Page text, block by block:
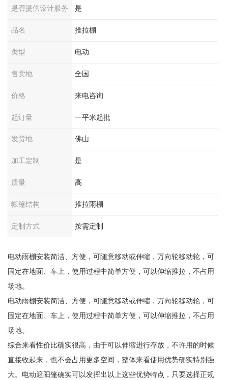
是否提供设计服务 是
品名 推拉棚
类型 电动
售卖地 全国
价格 来电咨询
起订量 一平米起批
发货地 佛山
加工定制 是
质量 高
帐篷结构 推拉雨棚
定制方式 按需定制
电动雨棚安装简洁、方便，可随意移动或伸缩，万向轮移动轮，可
固定在地面、车上，使用过程中简单方便，可以伸缩推拉，不占用
场地。
电动雨棚安装简洁、方便，可随意移动或伸缩，万向轮移动轮，可
固定在地面、车上，使用过程中简单方便，可以伸缩推拉，不占用
场地。
综合来看性价比确实很高，由于可以伸缩进行存放，不许用的时候
直接收起来，也不会占用更多空间，整体来看使用优势确实特别强
大。电动遮阳篷确实可以发挥出以上这些优势特点，只要选择正规